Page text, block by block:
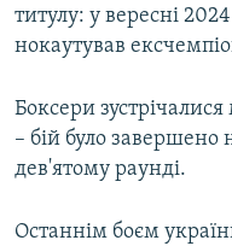
титулу: у вересні
нокаутував
Боксери
– бій було завершено
дев'ятому раунді.
Останнім боєм